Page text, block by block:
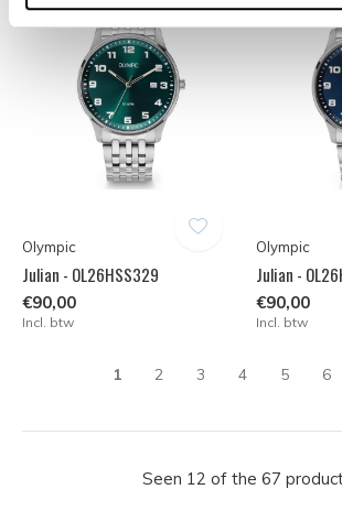
Olympic
Julian - OL26HSS329
€90,00
Incl. btw
Olympic
Julian -
€90,00
Incl. btw
1 2 3 4 5 6
Seen 12 of the 67